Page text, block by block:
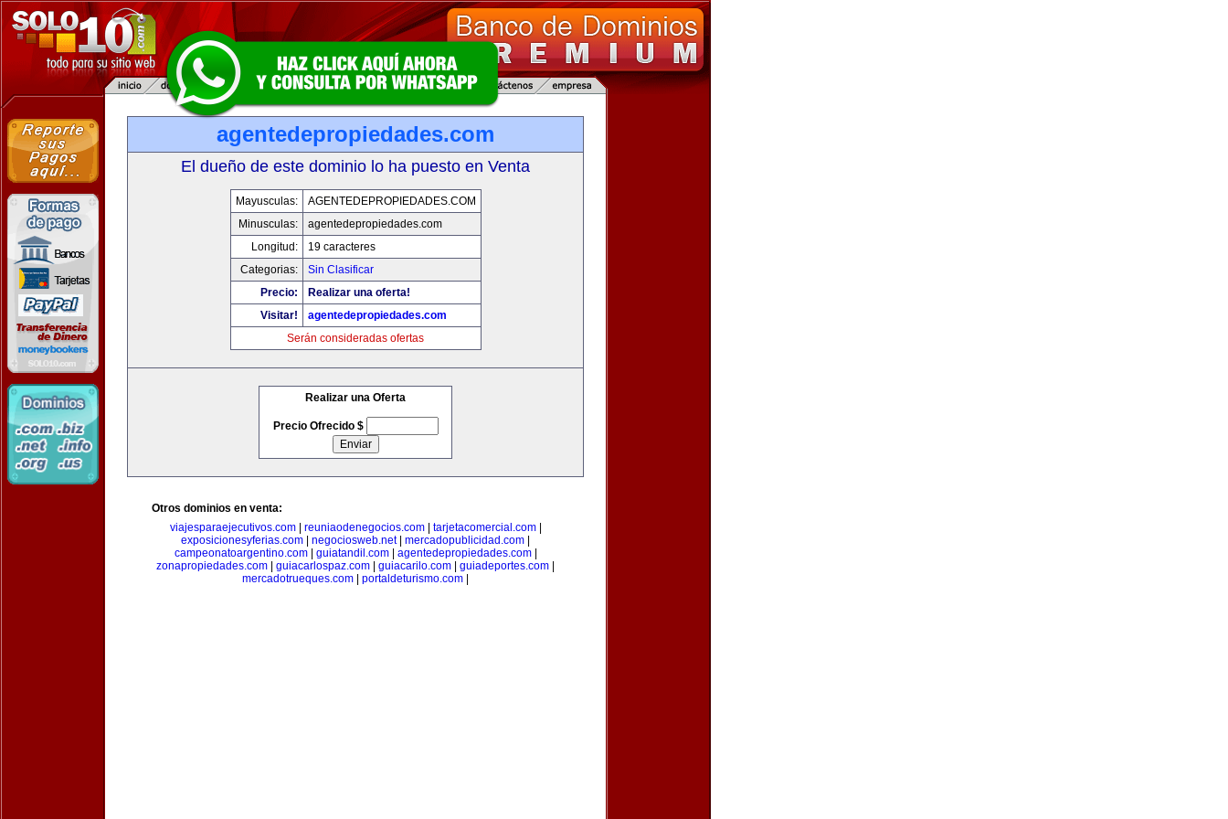
agentedepropiedades.com
El dueño de este dominio lo ha puesto en Venta
Mayusculas:
AGENTEDEPROPIEDADES.COM
Minusculas:
agentedepropiedades.com
Longitud:
19 caracteres
Categorias:
Sin Clasificar
Precio:
Realizar una oferta!
Visitar!
agentedepropiedades.com
Serán consideradas ofertas
Realizar una Oferta
Precio Ofrecido $
Otros dominios en venta:
viajesparaejecutivos.com| reuniaodenegocios.com| tarjetacomercial.com|
exposicionesyferias.com
negociosweb.net| mercadopublicidad.com
campeonatoargentino.com| guiatandil.com| agentedepropiedades.com|
zonapropiedades.com
guiacarlospaz.com guiacarilo.com guiadeportes.com
mercadotrueques.com
portaldeturismo.com